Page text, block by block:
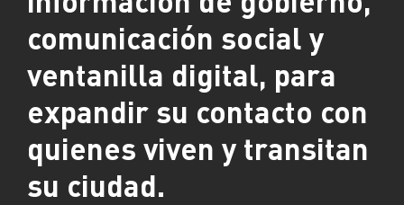
comunicación social y
ventanilla digital, para
expandir su contacto con
quienes viven y transitan
su ciudad.